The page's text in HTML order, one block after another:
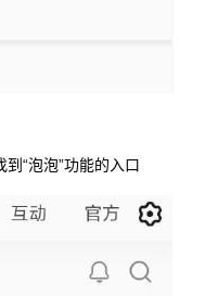
“泡泡”功能的入口